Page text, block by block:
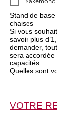
Stand de
chaises
Si vous
savoir plus
demander,
sera accordée
capacités.
Quelles sont
VOTRE